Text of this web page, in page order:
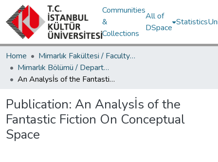
Communities
&
Collections
All of
DSpace
Statistics
Home
Mimarlık Fakültesi / Faculty of Architecture
Mimarlık Bölümü / Department of Architecture
An Analysİs of the Fantastic Fiction On Conceptual Space
Publication: An Analysİs of the
Fantastic Fiction On Conceptual
Space